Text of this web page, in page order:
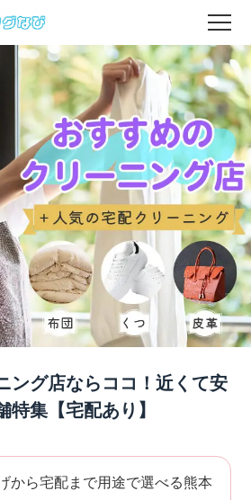
ング店ならココ！近くて安
特集【宅配あり】
から宅配まで用途で選べる熊本